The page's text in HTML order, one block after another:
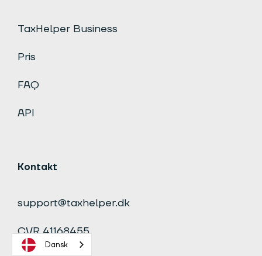
TaxHelper Business
Pris
FAQ
API
Kontakt
support@taxhelper.dk
CVR 41168455
Dansk